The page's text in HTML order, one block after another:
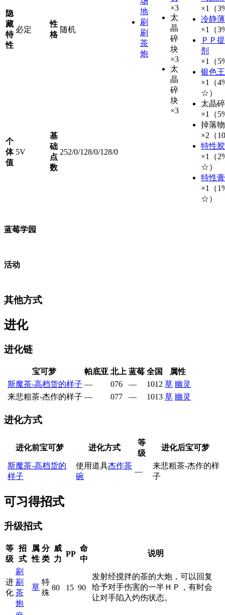
地
刷
刷
茶
炮
×3
太
晶
碎
块
×3
太
晶
碎
块
×3
×1（
冷静
×1（
ＰＰ
剂
×1（
银色
×1（
☆）
太晶
×1（
掉落物
×2（
特性
×1（
☆）
特性
×1（
☆）
隐
藏
特
性
必定
性
格
随机
个
体
值
5V
基
础
点
数
252/0/128/0/128/0
蓝莓学园
活动
其他方式
进化
进化链
宝可梦 帕底亚 北上 蓝莓 全国
属性
斯魔茶-高档货的样子 — 076 — 1012 草 幽灵
来悲粗茶-杰作的样子 — 077 — 1013 草 幽灵
进化方式
进化前宝可梦 进化方式
等
级
进化后宝可梦
斯魔茶-高档货的
样子
使用道具杰作茶
碗
—
来悲粗茶-杰作的样
子
可习得招式
升级招式
等
级
招
式
属
性
分
类
威
力
PP
命
中
说明
进
化
刷
刷
茶
炮
草
特
殊
80 15 90
发射经搅拌的茶的大炮，可以回复
给予对手伤害的一半ＨＰ，有时会
让对手陷入灼伤状态。